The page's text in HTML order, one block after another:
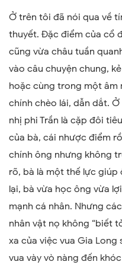
Ở trên tôi đã nói qua về
thuyết. Đặc điểm của cổ
cũng vừa châu tuần
vào câu chuyện chung,
hoặc cùng trong một âm
chính chèo lái, dẫn dắt.
nhị phi Trần là cặp đôi
của bà, cái nhược điểm
chính ông nhưng không
rõ, bà là một thế lực
lại, bà vừa học ông vừa
mạnh cá nhân. Nhưng
nhân vật nọ không “biết
xa của việc vua Gia Long
vua vày vò nàng đến